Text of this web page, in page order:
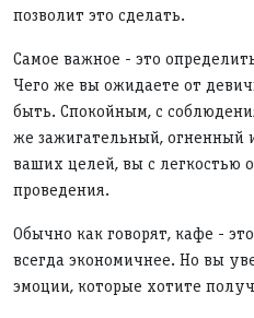
позволит это сделать.
Самое важное - это
Чего же вы ожидаете от
быть. Спокойным, с
же зажигательный, огненный
ваших целей, вы с легкостью
проведения.
Обычно как говорят, кафе -
всегда экономичнее. Но вы
эмоции, которые хотите